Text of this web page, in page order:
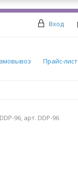
Вход
Прайс-лист
96, арт. DDP-96